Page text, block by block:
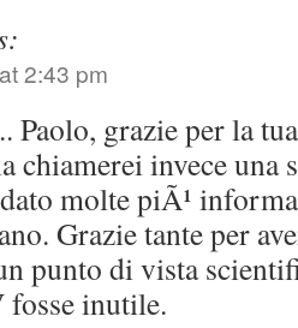
2:43 pm
grazie per la
chiamerei invece una
molte piÃ¹
Grazie tante per
punto di vista
inutile.